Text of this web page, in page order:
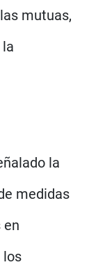
mutuas,
la
medidas
en
los